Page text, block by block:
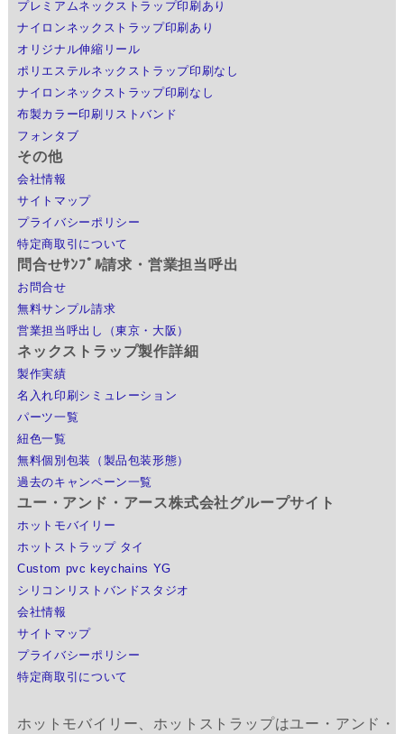
プレミアムネックストラップ印刷あり
ナイロンネックストラップ印刷あり
オリジナル伸縮リール
ポリエステルネックストラップ印刷なし
ナイロンネックストラップ印刷なし
布製カラー印刷リストバンド
フォンタブ
その他
会社情報
サイトマップ
プライバシーポリシー
特定商取引について
問合せｻﾝﾌﾟﾙ請求・営業担当呼出
お問合せ
無料サンプル請求
営業担当呼出し（東京・大阪）
ネックストラップ製作詳細
製作実績
名入れ印刷シミュレーション
パーツ一覧
紐色一覧
無料個別包装（製品包装形態）
過去のキャンペーン一覧
ユー・アンド・アース株式会社グループサイト
ホットモバイリー
ホットストラップ タイ
Custom pvc keychains YG
シリコンリストバンドスタジオ
会社情報
サイトマップ
プライバシーポリシー
特定商取引について
ホットモバイリー、ホットストラップはユー・アンド・